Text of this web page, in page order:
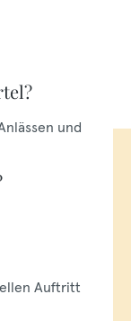
und
Auftritt